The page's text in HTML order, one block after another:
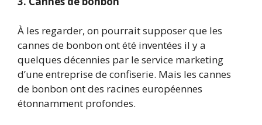
À les regarder, on pourrait supposer que les
cannes de bonbon ont été inventées il y a
quelques décennies par le service marketing
d’une entreprise de confiserie. Mais les cannes
de bonbon ont des racines européennes
étonnamment profondes.